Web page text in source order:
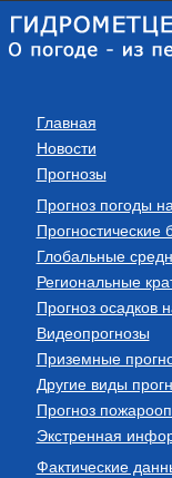
Главная
Новости
Прогнозы
Прогноз погоды
Прогностические
Глобальные
Региональные
Прогноз осадков
Видеопрогнозы
Приземные
Другие виды
Прогноз
Экстренная
Фактические